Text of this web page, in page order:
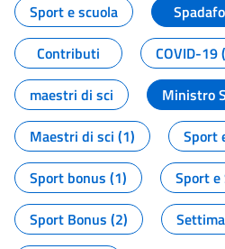
Sport e scuola
Contributi
COVID-19
maestri di sci
Ministro
Maestri di sci (1)
Sport
Sport bonus (1)
Sport e
Sport Bonus (2)